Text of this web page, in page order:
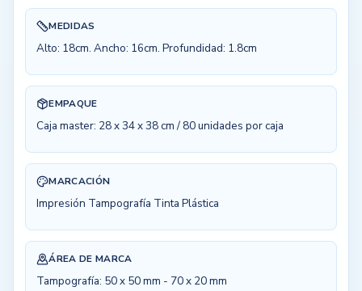
MEDIDAS
Alto: 18cm. Ancho: 16cm. Profundidad: 1.8cm
EMPAQUE
Caja master: 28 x 34 x 38 cm / 80 unidades por caja
MARCACIÓN
Impresión Tampografía Tinta Plástica
ÁREA DE MARCA
Tampografía: 50 x 50 mm - 70 x 20 mm